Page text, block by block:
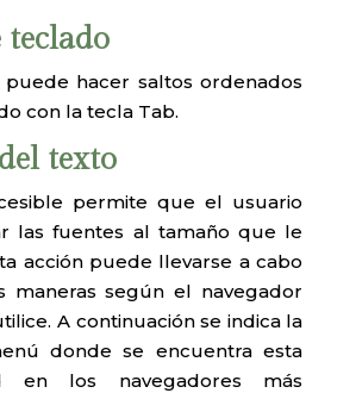
teclado
puede hacer saltos ordenados
con la tecla Tab.
texto
permite que el usuario
las fuentes al tamaño que le
acción puede llevarse a cabo
maneras según el navegador
A continuación se indica la
donde se encuentra esta
en los navegadores más